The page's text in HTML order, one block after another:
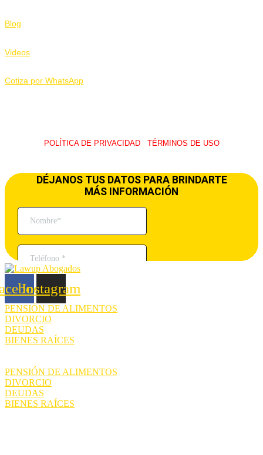
Blog
Videos
Cotiza por WhatsApp
POLÍTICA DE PRIVACIDAD
TÉRMINOS DE USO
Instagram
PENSIÓN DE ALIMENTOS
DIVORCIO
DEUDAS
BIENES RAÍCES
PENSIÓN DE ALIMENTOS
DIVORCIO
DEUDAS
BIENES RAÍCES